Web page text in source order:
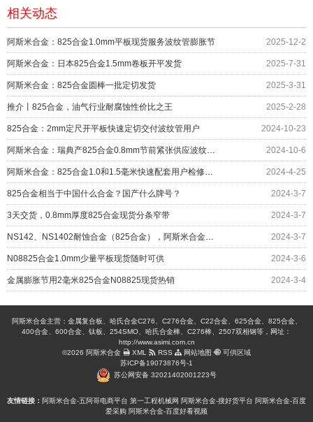
相关动态
阿斯米合金：825合金1.0mm平板现货服务波纹管膨胀节 2025-12-2
阿斯米合金：日本825合金1.5mm卷板开平发货 2025-7-31
阿斯米合金：825合金圆棒一批定切发货 2025-3-31
推介丨825合金，油气行业耐腐蚀性价比之王 2025-2-28
825合金：2mm定尺开平板快速定切交付波纹管用户 2024-10-23
阿斯米合金：瑞典产825合金0.8mm节前紧张供应波纹管业 2024-10-6
阿斯米合金：825合金1.0和1.5毫米快速配套用户检修工程 2024-4-25
825合金相当于中国什么合金？国产什么牌号？ 2024-3-7
3天交货，0.8mm厚度825合金现货分条窄带 2024-3-7
NS142、NS1402耐蚀合金（825合金），阿斯米合金带您一站了解 2024-3-7
N08825合金1.0mm少量平板现货随时可供 2024-3-6
金属膨胀节用2毫米825合金N08825现货热销 2024-3-4
阿斯米合金主营：金属复合板、哈氏合金C276、C276合金、C22合金、625合金、825合金、
400合金、600合金、钛板、254SMO、哈氏合金棒、C276棒、2507双相钢等，网址：
http://www.asimi.com.cn
©2026 阿斯米合金
XML RSS 网站地图
可供区域
苏ICP备19073876号-1
苏公网安备 32021402001223号
友情链接： 阿斯米合金-五阿哥电商平台 第一工程机械网 阿斯米合金-搜好货平台 阿斯米合金-百度
爱采购 阿斯米合金-百度好看视频